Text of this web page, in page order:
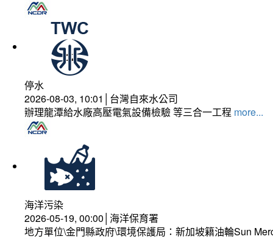
停水
2026-08-03, 10:01│台灣自來水公司
辦理龍潭給水廠高壓電氣設備檢驗 等三合一工程 more...
海洋污染
2026-05-19, 00:00│海洋保育署
地方單位\金門縣政府\環境保護局：新加坡籍油輪Sun